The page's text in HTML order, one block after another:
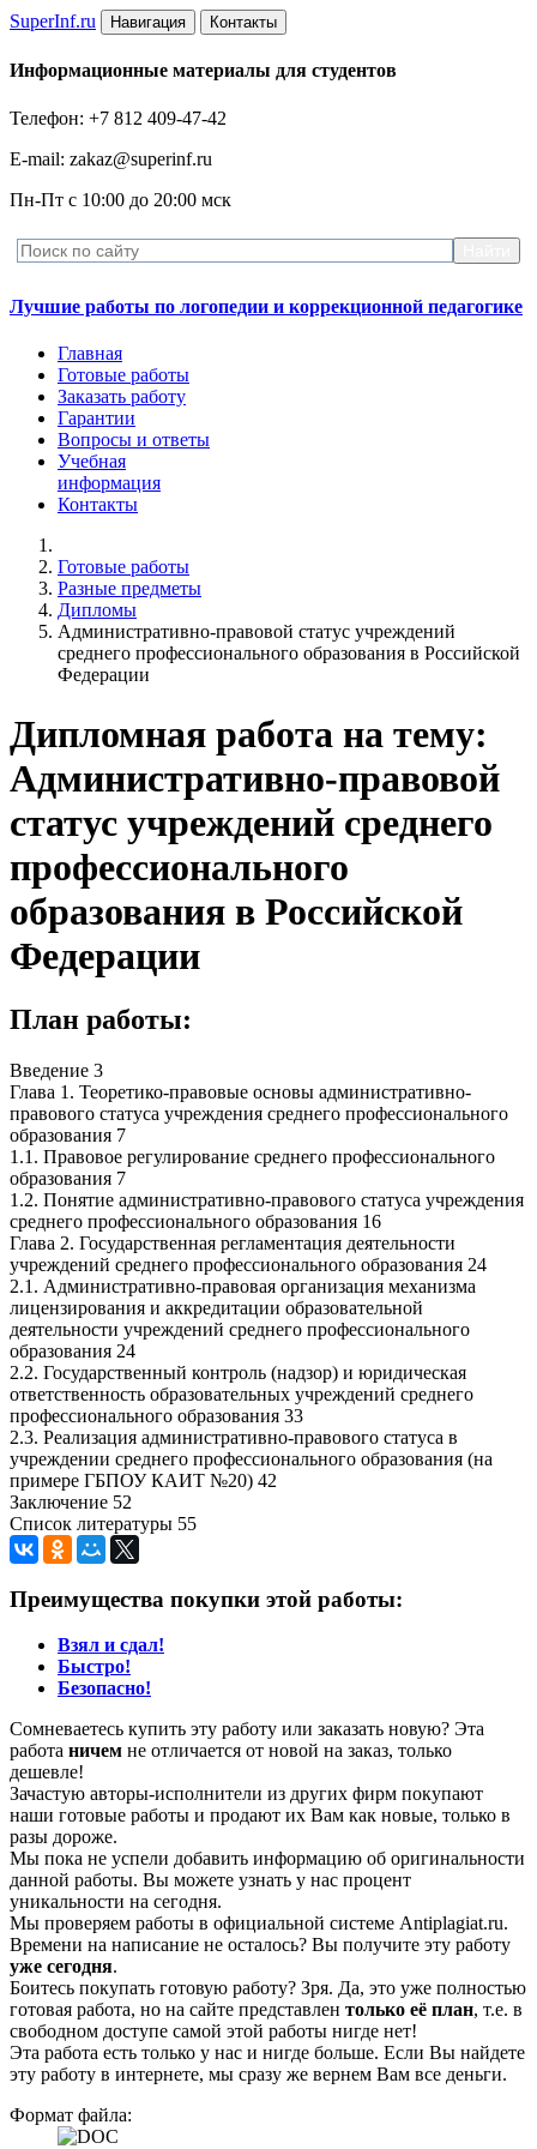
SuperInf.ru Навигация Контакты
Информационные материалы для студентов
Телефон: +7 812 409-47-42
E-mail: zakaz@superinf.ru
Пн-Пт с 10:00 до 20:00 мск
Лучшие работы по логопедии и коррекционной педагогике
Главная
Готовые работы
Заказать работу
Гарантии
Вопросы и ответы
Учебная
информация
Контакты
Готовые работы
Разные предметы
Дипломы
Административно-правовой статус учреждений
среднего профессионального образования в Российской
Федерации
Дипломная работа на тему:
Административно-правовой
статус учреждений среднего
профессионального
образования в Российской
Федерации
План работы:
Введение 3
Глава 1. Теоретико-правовые основы административно-
правового статуса учреждения среднего профессионального
образования 7
1.1. Правовое регулирование среднего профессионального
образования 7
1.2. Понятие административно-правового статуса учреждения
среднего профессионального образования 16
Глава 2. Государственная регламентация деятельности
учреждений среднего профессионального образования 24
2.1. Административно-правовая организация механизма
лицензирования и аккредитации образовательной
деятельности учреждений среднего профессионального
образования 24
2.2. Государственный контроль (надзор) и юридическая
ответственность образовательных учреждений среднего
профессионального образования 33
2.3. Реализация административно-правового статуса в
учреждении среднего профессионального образования (на
примере ГБПОУ КАИТ №20) 42
Заключение 52
Список литературы 55
Преимущества покупки этой работы:
Взял и сдал!
Быстро!
Безопасно!
Сомневаетесь купить эту работу или заказать новую? Эта
работа ничем не отличается от новой на заказ, только
дешевле!
Зачастую авторы-исполнители из других фирм покупают
наши готовые работы и продают их Вам как новые, только в
разы дороже.
Мы пока не успели добавить информацию об оригинальности
данной работы. Вы можете узнать у нас процент
уникальности на сегодня.
Мы проверяем работы в официальной системе Аntiplagiat.ru.
Времени на написание не осталось? Вы получите эту работу
уже сегодня.
Боитесь покупать готовую работу? Зря. Да, это уже полностью
готовая работа, но на сайте представлен только её план, т.е. в
свободном доступе самой этой работы нигде нет!
Эта работа есть только у нас и нигде больше. Если Вы найдете
эту работу в интернете, мы сразу же вернем Вам все деньги.
Формат файла: